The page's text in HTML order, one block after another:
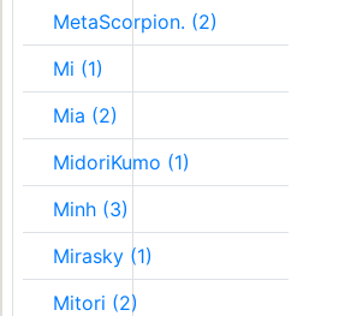
MetaScorpion. (2)
Mi (1)
Mia (2)
MidoriKumo (1)
Minh (3)
Mirasky (1)
Mitori (2)